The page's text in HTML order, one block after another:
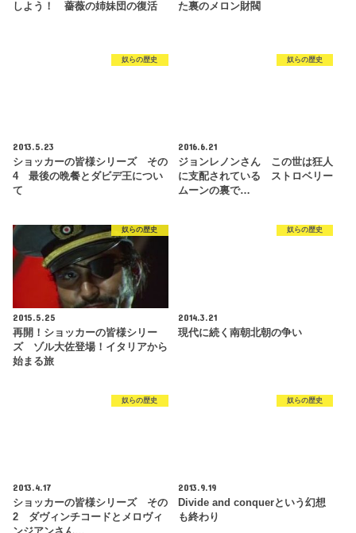
しよう！ 薔薇の姉妹団の復活
た裏のメロン財閥
奴らの歴史
2013.5.23
ショッカーの皆様シリーズ その
4 最後の晩餐とダビデ王につい
て
奴らの歴史
2016.6.21
ジョンレノンさん この世は狂人
に支配されている ストロベリー
ムーンの裏で…
奴らの歴史
2015.5.25
再開！ショッカーの皆様シリー
ズ ゾル大佐登場！イタリアから
始まる旅
奴らの歴史
2014.3.21
現代に続く南朝北朝の争い
奴らの歴史
2013.4.17
ショッカーの皆様シリーズ その
2 ダヴィンチコードとメロヴィ
奴らの歴史
2013.9.19
Divide and conquerという幻想
も終わり